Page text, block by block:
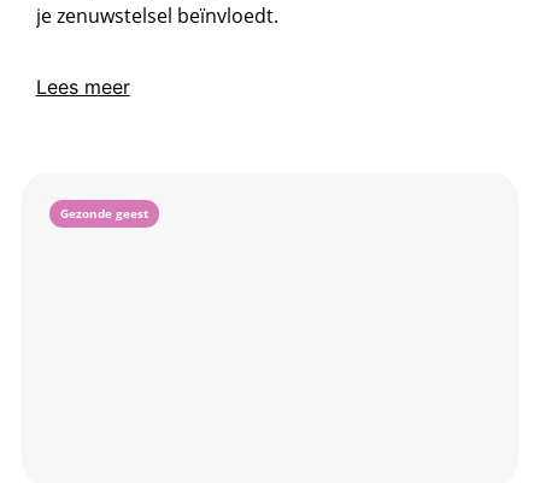
je zenuwstelsel beïnvloedt.
Lees meer
Gezonde geest